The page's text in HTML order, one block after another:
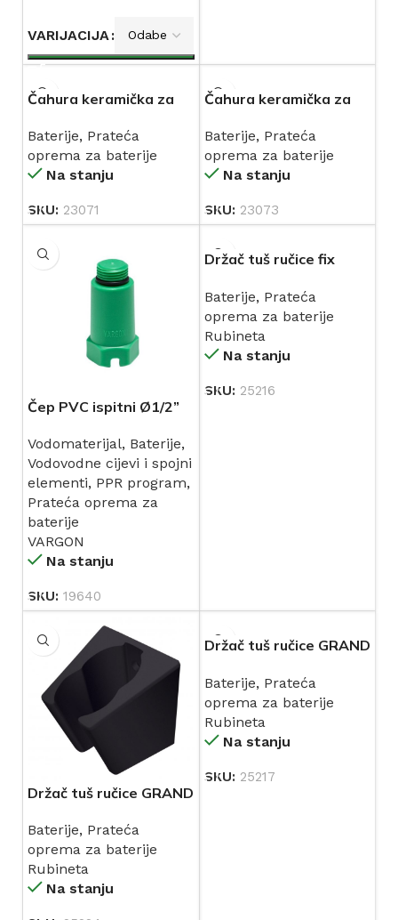
VARIJACIJA
Čahura keramička za
ravna K35 A HWS
KLUDI-KEROX
Baterije, Prateća
oprema za baterije
Na stanju
SKU: 23071
Čahura keramička za
ravna K40 A HWS
KLUDI-KEROX
Baterije, Prateća
oprema za baterije
Na stanju
SKU: 23073
Čep PVC ispitni Ø1/2”
Vodomaterijal, Baterije,
Vodovodne cijevi i spojni
elementi, PPR program,
Prateća oprema za
baterije
VARGON
Na stanju
SKU: 19640
Držač tuš ručice fix
Baterije, Prateća
oprema za baterije
Rubineta
Na stanju
SKU: 25216
Držač tuš ručice GRAND
Baterije, Prateća
oprema za baterije
Rubineta
Na stanju
Držač tuš ručice GRAND
Baterije, Prateća
oprema za baterije
Rubineta
Na stanju
SKU: 25217